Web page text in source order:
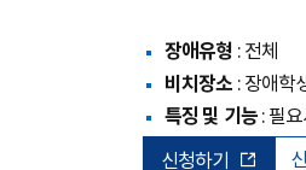
장애유형 : 전체
비치장소 : 장애학
특징 및 기능 : 필
신청하기